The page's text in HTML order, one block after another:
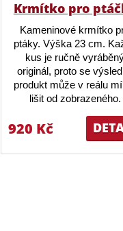
Krmítko pro
Kameninové krmítko
ptáky. Výška 23 cm.
kus je ručně
originál, proto se
produkt může v reálu
lišit od zobrazeného.
920 Kč